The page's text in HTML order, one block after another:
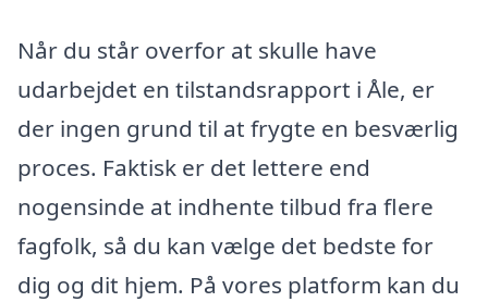
Når du står overfor at skulle have
udarbejdet en tilstandsrapport i Åle, er
der ingen grund til at frygte en besværlig
proces. Faktisk er det lettere end
nogensinde at indhente tilbud fra flere
fagfolk, så du kan vælge det bedste for
dig og dit hjem. På vores platform kan du